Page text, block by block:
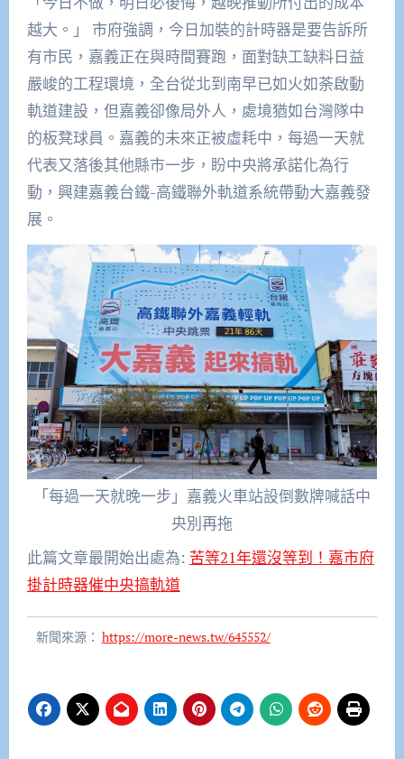
越大。」 市府強調，今日加裝的計時器是要告訴所
有市民，嘉義正在與時間賽跑，面對缺工缺料日益
嚴峻的工程環境，全台從北到南早已如火如荼啟動
軌道建設，但嘉義卻像局外人，處境猶如台灣隊中
的板凳球員。嘉義的未來正被虛耗中 ，每過一天就
代表又落後其他縣市一步，盼中央將承諾化為行
動，興建嘉義台鐵-高鐵聯外軌道系統帶動大嘉義發
展。
「每過一天就晚一步」嘉義火車站設倒數牌喊話中
央別再拖
此篇文章最開始出處為: 苦等21年還沒等到！嘉市府
掛計時器催中央搞軌道
新聞來源： https://more-news.tw/645552/